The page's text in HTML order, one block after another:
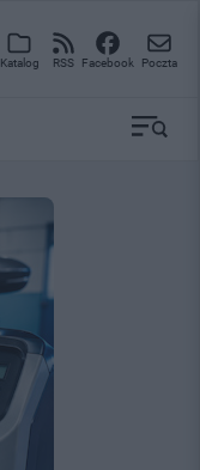
Katalog RSS Facebook Poczta